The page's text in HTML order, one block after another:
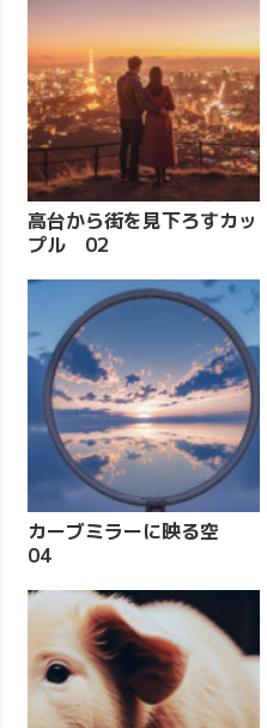
高台から街を見下ろすカッ
プル 02
カーブミラーに映る空
04